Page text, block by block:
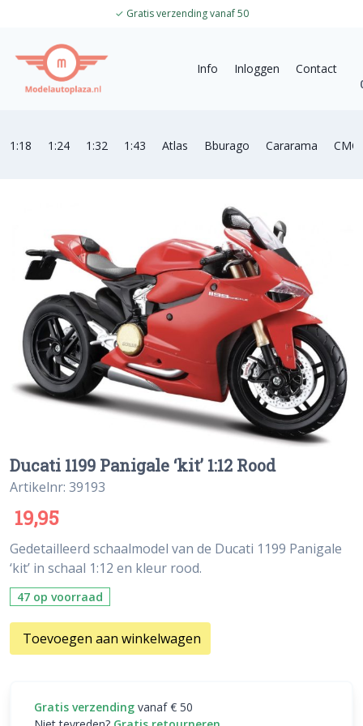
✓ Gratis verzending vanaf 50
Info Inloggen
Contact
1:18 1:24 1:32 1:43 Atlas Bburago Cararama CMC
Ducati 1199 Panigale ‘kit’ 1:12 Rood
Artikelnr: 39193
19,95
Gedetailleerd schaalmodel van de Ducati 1199 Panigale
‘kit’ in schaal 1:12 en kleur rood.
47 op voorraad
Toevoegen aan winkelwagen
Gratis verzending vanaf € 50